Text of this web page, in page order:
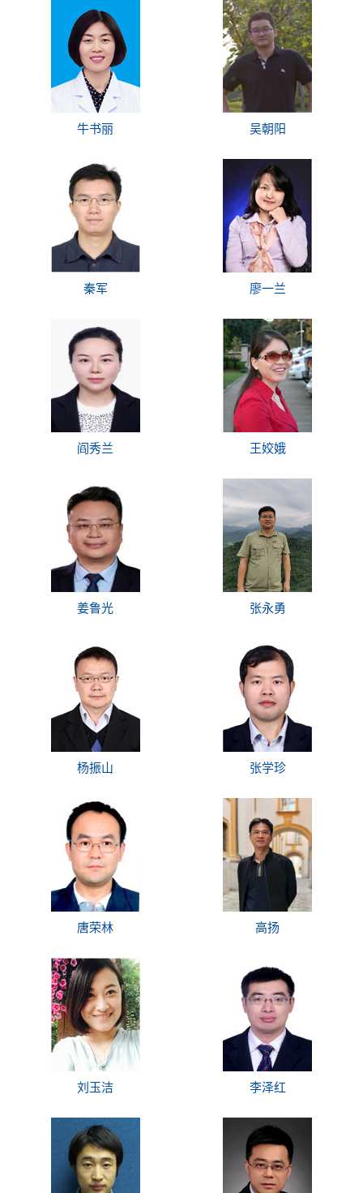
牛书丽 吴朝阳
秦军 廖一兰
阎秀兰 王姣娥
姜鲁光 张永勇
杨振山 张学珍
唐荣林 高扬
刘玉洁 李泽红